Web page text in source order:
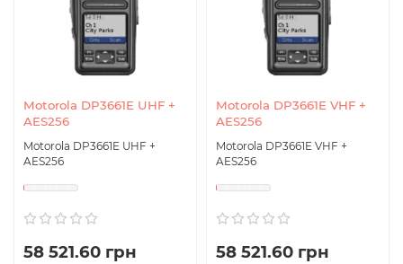
Motorola DP3661E UHF +
AES256
Motorola DP3661E UHF +
AES256
58 521.60 грн
Motorola DP3661E VHF +
AES256
Motorola DP3661E VHF +
AES256
58 521.60 грн